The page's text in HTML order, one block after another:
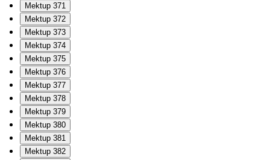
Mektup 371
Mektup 372
Mektup 373
Mektup 374
Mektup 375
Mektup 376
Mektup 377
Mektup 378
Mektup 379
Mektup 380
Mektup 381
Mektup 382